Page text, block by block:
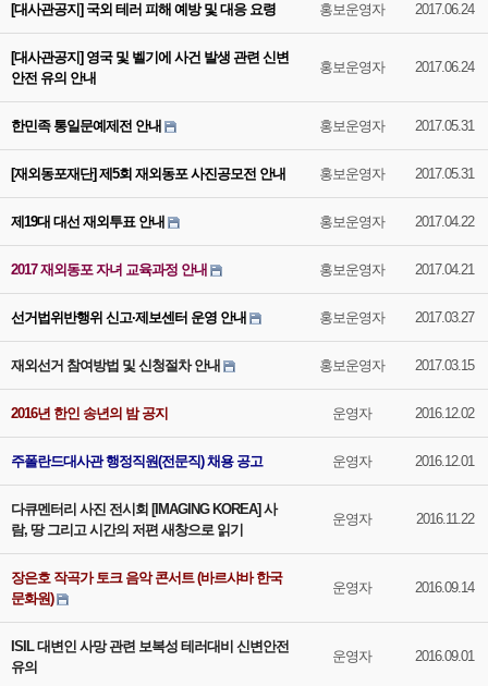
[대사관공지] 국외 테러 피해 예방 및 대응 요령 홍보운영자 2017.06.24
[대사관공지] 영국 및 벨기에 사건 발생 관련 신변
안전 유의 안내
홍보운영자 2017.06.24
한민족 통일문예제전 안내 홍보운영자 2017.05.31
[재외동포재단] 제5회 재외동포 사진공모전 안내 홍보운영자 2017.05.31
제19대 대선 재외투표 안내 홍보운영자 2017.04.22
2017 재외동포 자녀 교육과정 안내 홍보운영자 2017.04.21
선거법위반행위 신고·제보센터 운영 안내 홍보운영자 2017.03.27
재외선거 참여방법 및 신청절차 안내 홍보운영자 2017.03.15
2016년 한인 송년의 밤 공지 운영자 2016.12.02
주폴란드대사관 행정직원(전문직) 채용 공고 운영자 2016.12.01
다큐멘터리 사진 전시회 [IMAGING KOREA] 사
람, 땅 그리고 시간의 저편 새창으로 읽기
운영자 2016.11.22
장은호 작곡가 토크 음악 콘서트 (바르샤바 한국
문화원)
운영자 2016.09.14
ISIL 대변인 사망 관련 보복성 테러대비 신변안전
유의
운영자 2016.09.01